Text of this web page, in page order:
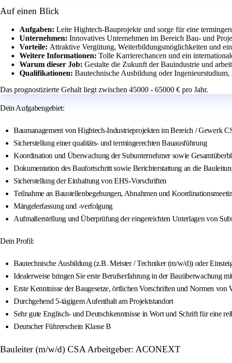
Auf einen Blick
Aufgaben: Leite Hightech-Bauprojekte und sorge für eine
Unternehmen: Innovatives Unternehmen im Bereich Bau- und
Vorteile: Attraktive Vergütung, Weiterbildungsmöglichkeiten und
Weitere Informationen: Tolle Karrierechancen und ein
Warum dieser Job: Gestalte die Zukunft der Bauindustrie und
Qualifikationen: Bautechnische Ausbildung oder
Das prognostizierte Gehalt liegt zwischen 45000 - 65000 € pro Jahr.
Dein Aufgabengebiet:
Baumanagement von Hightech-Industrieprojekten im Bereich / Gewerk
Sicherstellung einer qualitäts- und termingerechten Bauausführung
Koordination und Überwachung der Subunternehmer sowie
Dokumentation des Baufortschritt sowie Berichterstattung an die
Sicherstellung der Einhaltung von EHS-Vorschriften
Teilnahme an Baustellenbegehungen, Abnahmen und
Mängelerfassung und -verfolgung
Aufmaßerstellung und Überprüfung der eingereichten Unterlagen von
Dein Profil:
Bautechnische Ausbildung (z.B. Meister / Techniker (m/w/d)) oder
Idealerweise bringen Sie erste Berufserfahrung in der Bauüberwachung
Erste Kenntnisse der Baugesetze, örtlichen Vorschriften und Normen von
Durchgehend 5-tägigem Aufenthalt am Projektstandort
Sehr gute Englisch- und Deutschkenntnisse in Wort und Schrift für eine
Deutscher Führerschein Klasse B
Bauleiter (m/w/d) CSA Arbeitgeber: ACONEXT